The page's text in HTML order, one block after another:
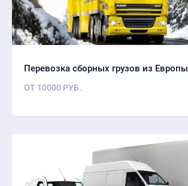
Перевозка сборных грузов из Европы
ОТ 10000 РУБ.